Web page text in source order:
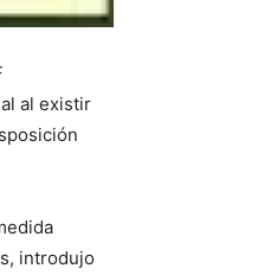
al existir
introdujo